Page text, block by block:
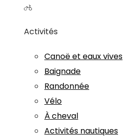
Activités
Canoë et eaux vives
Baignade
Randonnée
Vélo
À cheval
Activités nautiques